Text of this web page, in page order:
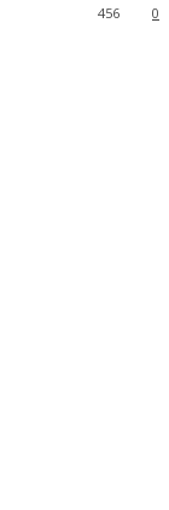
0
456